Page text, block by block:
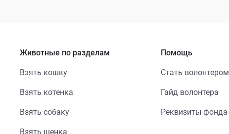
Животные по разделам
Взять кошку
Взять котенка
Взять собаку
Взять щенка
Помощь
Стать волонтером
Гайд волонтера
Реквизиты фонда